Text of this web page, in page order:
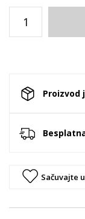
Proizvod
Sačuvajte